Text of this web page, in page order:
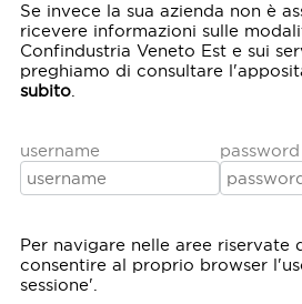
Se invece la sua azienda non è
ricevere informazioni sulle
Confindustria Veneto Est e sui
preghiamo di consultare
subito.
username password
Per navigare nelle aree riservate
consentire al proprio browser
sessione'.